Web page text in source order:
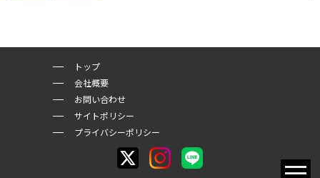
トップ
会社概要
お問い合わせ
サイトポリシー
プライバシーポリシー